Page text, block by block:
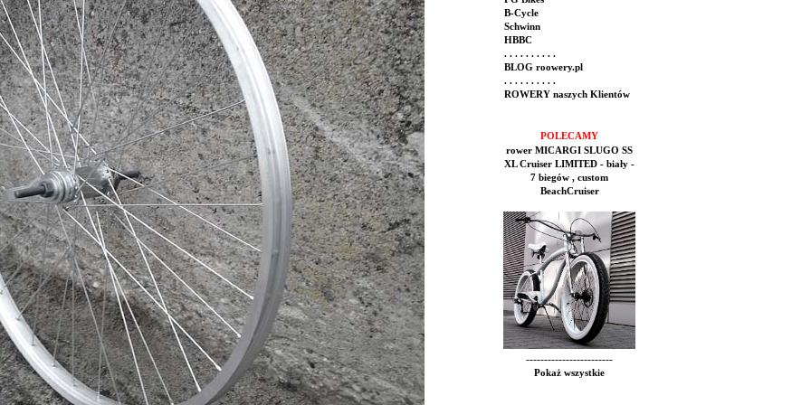
B-Cycle
Schwinn
HBBC
. . . . . . . . . .
BLOG roowery.pl
. . . . . . . . . .
ROWERY naszych Klientów
POLECAMY
rower MICARGI SLUGO SS
XL Cruiser LIMITED - biały -
7 biegów , custom
BeachCruiser
------------------------
Pokaż wszystkie